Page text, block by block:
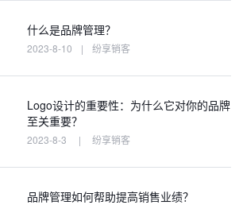
什么是品牌管理？
2023-8-10 | 纷享销客
Logo设计的重要性：为什么它对你的品牌
至关重要？
2023-8-3 | 纷享销客
品牌管理如何帮助提高销售业绩？